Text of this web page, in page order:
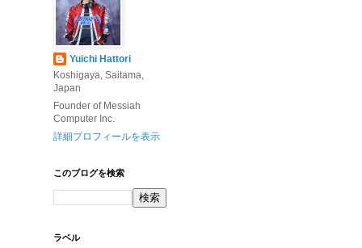
Yuichi Hattori
Koshigaya, Saitama,
Japan
Founder of Messiah
Computer Inc.
詳細プロフィールを表示
このブログを検索
ラベル